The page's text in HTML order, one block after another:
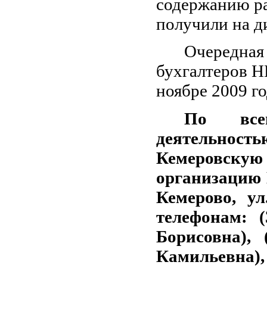
содержанию
получили на
бухгалтеров
ноябре 2009
По
организацию
Кемерово,
телефонам: